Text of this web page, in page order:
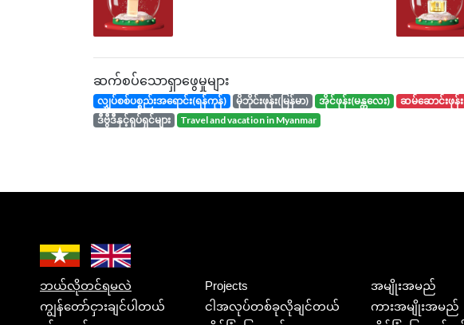
ဆက်စပ်သောရှာဖွေမှုများ
လျှပ်စစ်ပစ္စည်းအရောင်း(ရန်ကုန်) မိုဘိုင်းဖုန်း(မြန်မာ) အိုင်ဖုန်း(မန္တလေး) ဆမ်ဆောင်းဖုန်း
ဒီဗွီဒီနှင့်ရုပ်ရှင်များ
travel and vacation in Myanmar
ဘယ်လိုတင်ရမလဲ Projects
အမျိုးအမည်
ကျွန်တော်ငှားချင်ပါတယ်
ငါအလုပ်တစ်ခုလိုချင်တယ်
ကားအမျိုးအမည်